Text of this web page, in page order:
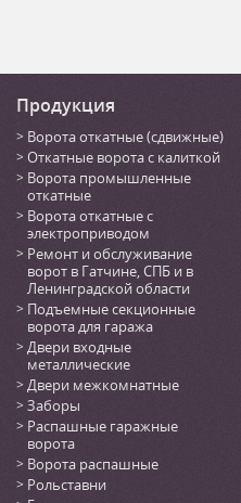
Продукция
Ворота откатные (сдвижные)
Откатные ворота с калиткой
Ворота промышленные
откатные
Ворота откатные с
электроприводом
Ремонт и обслуживание
ворот в Гатчине, СПБ и в
Ленинградской области
Подъемные секционные
ворота для гаража
Двери входные
металлические
Двери межкомнатные
Заборы
Распашные гаражные
ворота
Ворота распашные
Рольставни